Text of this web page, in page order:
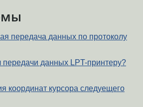
передача данных по протоколу
передачи данных LPT-принтеру?
координат курсора следуещего